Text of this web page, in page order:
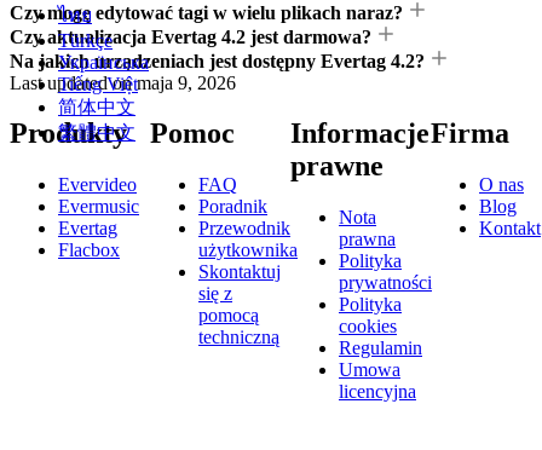
ไทย
Türkçe
Українська
Tiếng Việt
简体中文
繁體中文
Czy mogę edytować tagi w wielu plikach naraz?
Czy aktualizacja Evertag 4.2 jest darmowa?
Na jakich urządzeniach jest dostępny Evertag 4.2?
Last updated onmaja 9, 2026
Produkty
Evervideo
Evermusic
Evertag
Flacbox
Pomoc
FAQ
Poradnik
Przewodnik
użytkownika
Skontaktuj
się z
pomocą
techniczną
Informacje
prawne
Nota
prawna
Polityka
prywatności
Polityka
cookies
Regulamin
Umowa
licencyjna
Firma
O nas
Blog
Kontakt